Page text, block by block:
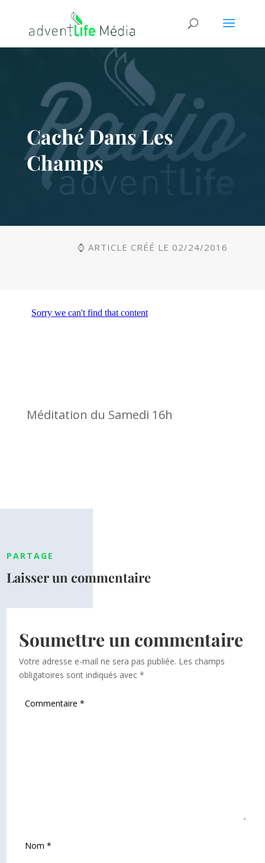
Caché Dans Les
Champs
⌚ ARTICLE CRÉÉ LE 02/24/2016
Méditation du Samedi 16h
PARTAGE
Laisser un commentaire
Soumettre un commentaire
Votre adresse e-mail ne sera pas publiée. Les champs
obligatoires sont indiqués avec*